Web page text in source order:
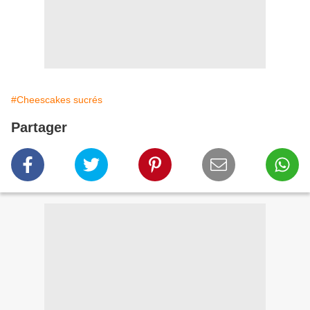
#Cheescakes sucrés
Partager